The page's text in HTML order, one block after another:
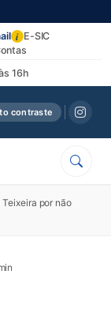
16h
i E-SIC
contraste
por não